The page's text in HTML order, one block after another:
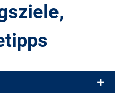
Ein Blog für alle, die gern